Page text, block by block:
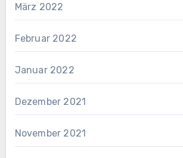
März 2022
Februar 2022
Januar 2022
Dezember 2021
November 2021